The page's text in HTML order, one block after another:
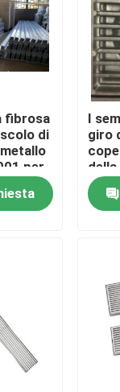
di alluminio
d'acciaio
fibrosa
di
per
I
giro
per